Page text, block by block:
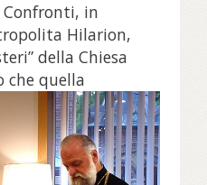
Confronti, in
Hilarion,
della Chiesa
che quella
è “scismatica”.
è stata
greco; il
allora, ha